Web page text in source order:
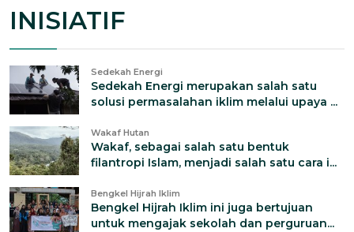
INISIATIF
Sedekah Energi
Sedekah Energi merupakan salah satu
solusi permasalahan iklim melalui upaya ...
Wakaf Hutan
Wakaf, sebagai salah satu bentuk
filantropi Islam, menjadi salah satu cara i...
Bengkel Hijrah Iklim
Bengkel Hijrah Iklim ini juga bertujuan
untuk mengajak sekolah dan perguruan...